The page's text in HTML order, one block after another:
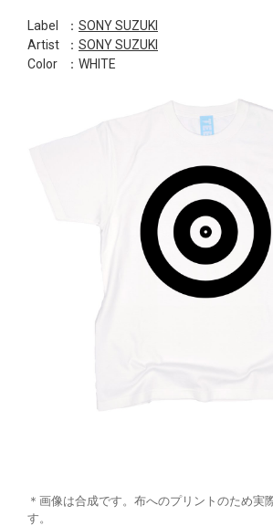
Label ： SONY SUZUKI
Artist
： SONY SUZUKI
Color
：WHITE
＊画像は合成です。布へのプリントのため実
す。